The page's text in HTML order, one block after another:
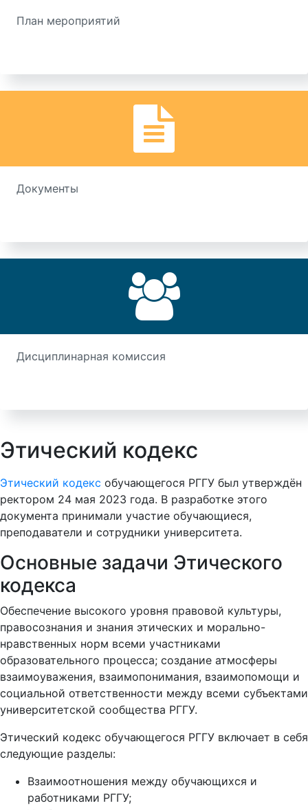
План мероприятий
Документы
Дисциплинарная комиссия
Этический кодекс
Этический кодекс обучающегося РГГУ был утверждён
ректором 24 мая 2023 года. В разработке этого
документа принимали участие обучающиеся,
преподаватели и сотрудники университета.
Основные задачи Этического
кодекса
Обеспечение высокого уровня правовой культуры,
правосознания и знания этических и морально-
нравственных норм всеми участниками
образовательного процесса; создание атмосферы
взаимоуважения, взаимопонимания, взаимопомощи и
социальной ответственности между всеми субъектами
университетской сообщества РГГУ.
Этический кодекс обучающегося РГГУ включает в себя
следующие разделы:
Взаимоотношения между обучающихся и
работниками РГГУ;